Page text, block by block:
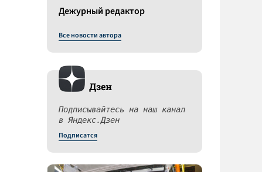
Дежурный редактор
Все новости автора
Дзен
Подписывайтесь на наш канал
в Яндекс.Дзен
Подписатся